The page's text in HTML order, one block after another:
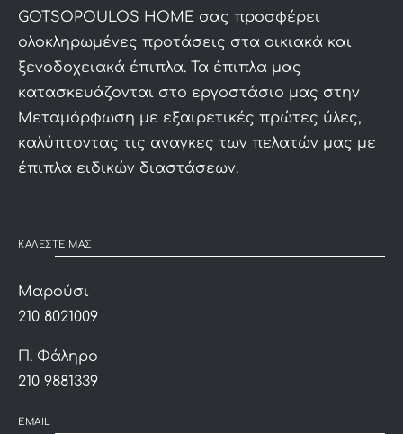
GOTSOPOULOS HOME σας προσφέρει
ολοκληρωμένες προτάσεις στα οικιακά και
ξενοδοχειακά έπιπλα. Τα έπιπλα μας
κατασκευάζονται στο εργοστάσιο μας στην
Μεταμόρφωση με εξαιρετικές πρώτες ύλες,
καλύπτοντας τις αναγκες των πελατών μας με
έπιπλα ειδικών διαστάσεων.
ΚΑΛΕΣΤΕ ΜΑΣ
Μαρούσι
210 8021009
Π. Φάληρο
210 9881339
EMAIL